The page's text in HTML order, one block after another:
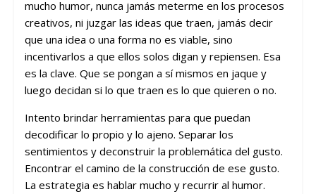
mucho humor, nunca jamás meterme en los procesos
creativos, ni juzgar las ideas que traen, jamás decir
que una idea o una forma no es viable, sino
incentivarlos a que ellos solos digan y repiensen. Esa
es la clave. Que se pongan a sí mismos en jaque y
luego decidan si lo que traen es lo que quieren o no.
Intento brindar herramientas para que puedan
decodificar lo propio y lo ajeno. Separar los
sentimientos y deconstruir la problemática del gusto.
Encontrar el camino de la construcción de ese gusto.
La estrategia es hablar mucho y recurrir al humor.